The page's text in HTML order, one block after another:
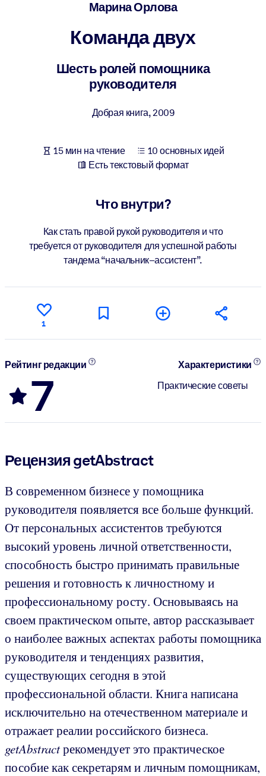
ПО СИСТЕМАМ
Интегрируйте краткие проверенные знания в вашу LMS/LXP для
лучших результатов обучения.
Для корпоративных библиотек
Для ИИ-систем
Марина Орлова
Команда двух
Шесть ролей помощника
руководителя
Добрая книга,2009
15 мин на чтение
10 основных идей
Есть текстовый формат
Что внутри?
Как стать правой рукой руководителя и что
требуется от руководителя для успешной работы
тандема “начальник–ассистент”.
1
Рейтинг редакции
7
Характеристики
Практические советы
Рецензия getAbstract
В современном бизнесе у помощника
руководителя появляется все больше функций.
От персональных ассистентов требуются
высокий уровень личной ответственности,
способность быстро принимать правильные
решения и готовность к личностному и
профессиональному росту. Основываясь на
своем практическом опыте, автор рассказывает
о наиболее важных аспектах работы помощника
руководителя и тенденциях развития,
существующих сегодня в этой
профессиональной области. Книга написана
исключительно на отечественном материале и
отражает реалии российского бизнеса.
getAbstractрекомендует это практическое
пособие как секретарям и личным помощникам,